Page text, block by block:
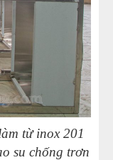
từ inox 201
su chống trơn